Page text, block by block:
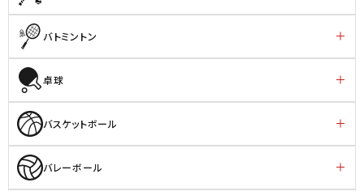
バトミントン
卓球
バスケットボール
バレーボール